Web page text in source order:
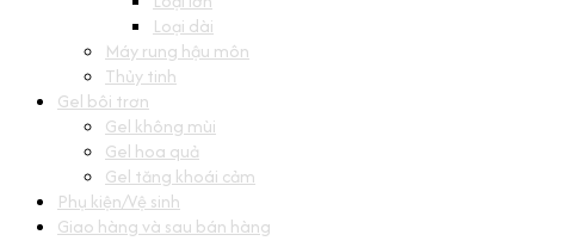
Loại dài
Máy rung hậu môn
Thủy tinh
Gel bôi trơn
Gel không mùi
Gel hoa quả
Gel tăng khoái cảm
Phụ kiện/Vệ sinh
Giao hàng và sau bán hàng